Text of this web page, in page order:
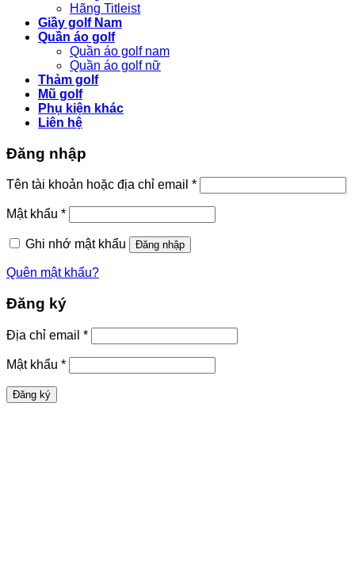
Hãng Titleist
Giầy golf Nam
Quần áo golf
Quần áo golf nam
Quần áo golf nữ
Thảm golf
Mũ golf
Phụ kiện khác
Liên hệ
Đăng nhập
Tên tài khoản hoặc địa chỉ email *Bắt
buộc
Mật khẩu *Bắt
buộc
Ghi nhớ mật khẩu
Đăng nhập
Quên mật khẩu?
Đăng ký
Địa chỉ email *Bắt
buộc
Mật khẩu *Bắt
buộc
Đăng ký